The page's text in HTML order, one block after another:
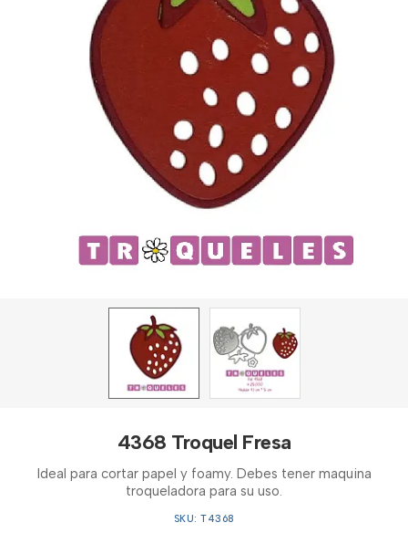
4368 Troquel Fresa
Ideal para cortar papel y foamy. Debes tener maquina
troqueladora para su uso.
SKU: T4368